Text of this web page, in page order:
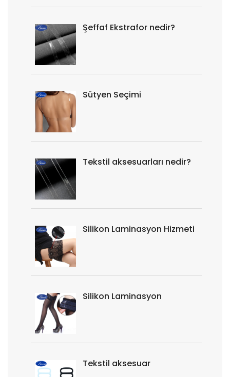
Şeffaf Ekstrafor nedir?
Sütyen Seçimi
Tekstil aksesuarları nedir?
Silikon Laminasyon Hizmeti
Silikon Laminasyon
Tekstil aksesuar